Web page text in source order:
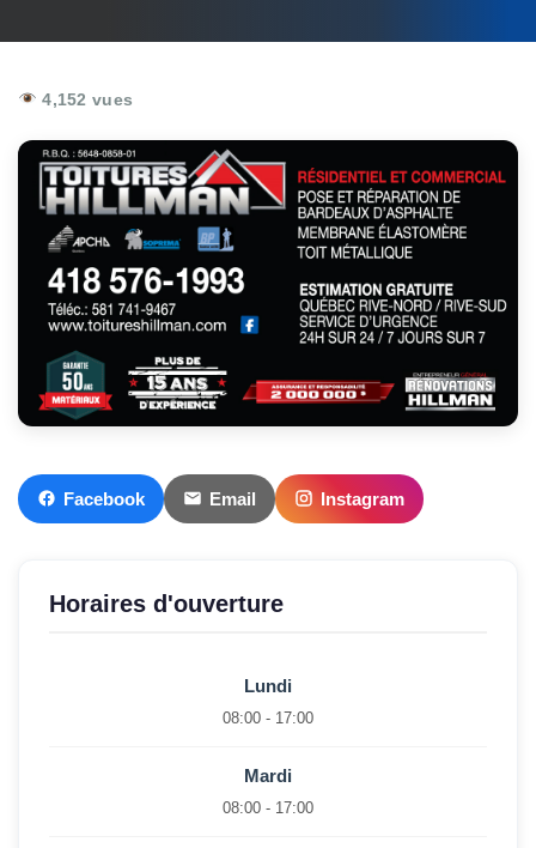
4,152 vues
Facebook Email Instagram
Horaires d'ouverture
Lundi
08:00 - 17:00
Mardi
08:00 - 17:00